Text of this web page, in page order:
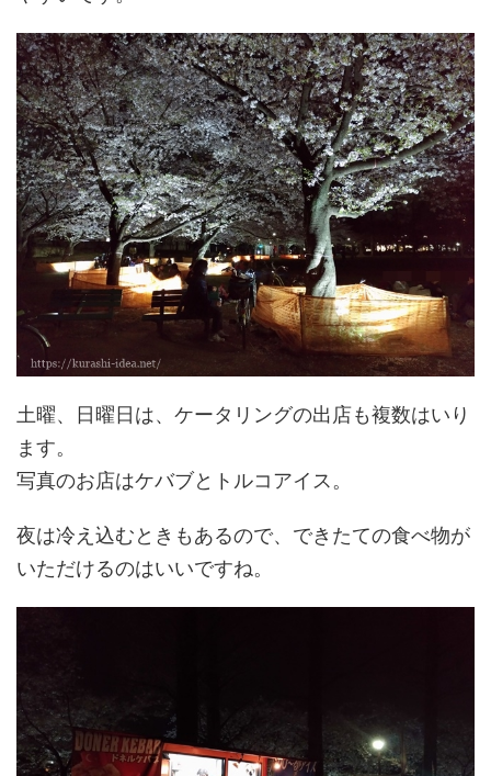
土曜、日曜日は、ケータリングの出店も複数はいり
ます。
写真のお店はケバブとトルコアイス。
夜は冷え込むときもあるので、できたての食べ物が
いただけるのはいいですね。